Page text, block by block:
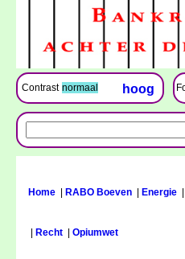
Contrast normaal hoog
Home RABO Boeven Energie
Recht Opiumwet